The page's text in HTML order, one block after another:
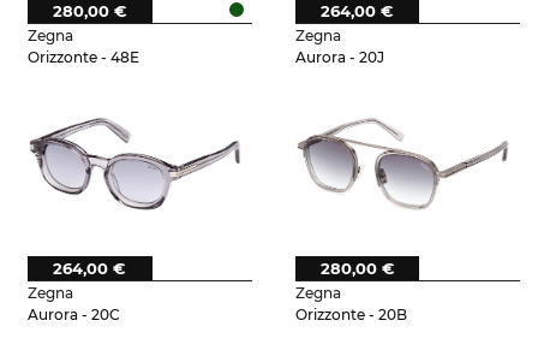
Zegna
Orizzonte - 48E
280,00 €
Zegna
Aurora - 20J
264,00 €
Zegna
Aurora - 20C
264,00 €
Zegna
Orizzonte - 20B
280,00 €